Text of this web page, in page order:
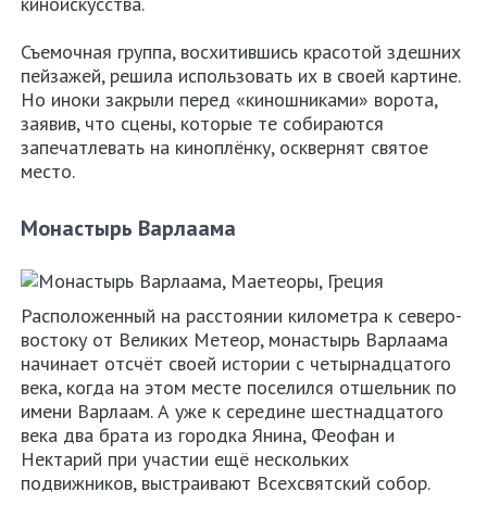
Съемочная группа, восхитившись красотой здешних
пейзажей, решила использовать их в своей картине.
Но иноки закрыли перед «киношниками» ворота,
заявив, что сцены, которые те собираются
запечатлевать на киноплёнку, осквернят святое
место.
Монастырь Варлаама
Расположенный на расстоянии километра к северо-
востоку от Великих Метеор, монастырь Варлаама
начинает отсчёт своей истории с четырнадцатого
века, когда на этом месте поселился отшельник по
имени Варлаам. А уже к середине шестнадцатого
века два брата из городка Янина, Феофан и
Нектарий при участии ещё нескольких
подвижников, выстраивают Всехсвятский собор.